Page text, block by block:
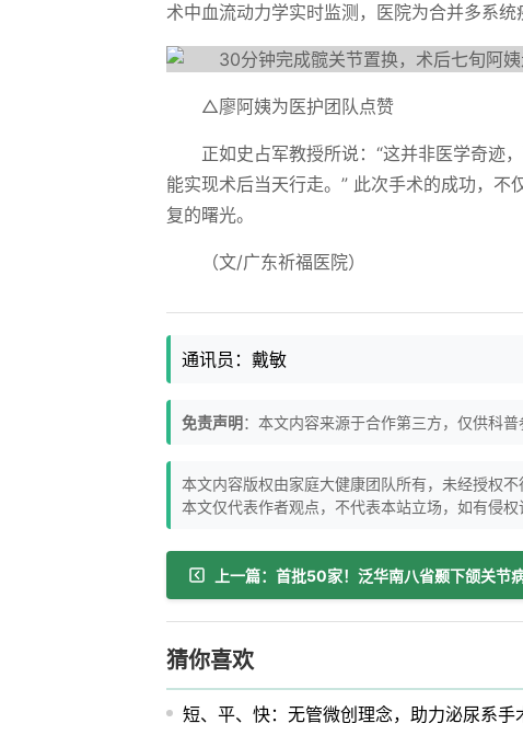
术中血流动力学实时监测，医院为合并多系统
△廖阿姨为医护团队点赞
正如史占军教授所说：“这并非医学奇迹
能实现术后当天行走。” 此次手术的成功，
复的曙光。
（文/广东祈福医院）
通讯员：戴敏
免责声明：本文内容来源于合作第三方，仅供科
本文内容版权由家庭大健康团队所有，未经授权
本文仅代表作者观点，不代表本站立场，如有侵权
猜你喜欢
短、平、快：无管微创理念，助力泌尿系手